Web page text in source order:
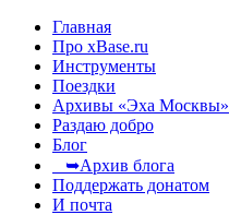
Главная
Про xBase.ru
Инструменты
Поездки
Архивы «Эха Москвы»
Раздаю добро
Блог
➥Архив блога
Поддержать донатом
И почта